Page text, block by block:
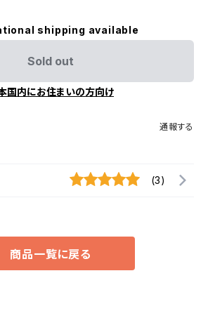
shipping available
Sold out
国内にお住まいの方向け
通報する
(3)
商品一覧に戻る